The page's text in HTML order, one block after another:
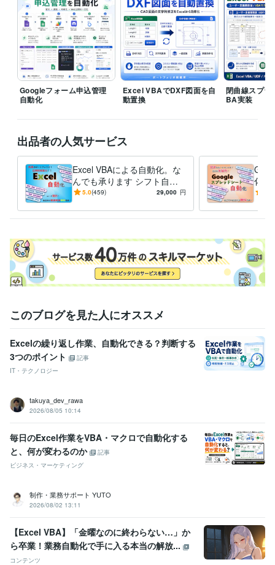
職歴
Softex Celware 2022年6月 ~ 現在
受賞歴
Excel VBA開発を超効率化するプログラミングテクニック
資格・検定
G検定（ジェネラリスト検定） 取得年 : 2020年
VBA:11年JavaScript:3年Python:1年Google Apps Script:5年
HTML:4年
Electron:1年.NET:1年Microsoft SQL Server:1年
GitHub:4年
ビジネス・クリエイティブツール
Wix:3年Excel:13年Google スプレッドシート:4年 Word:13年
Looker Studio:2年
Jw_cad:2年
Rhinoceros:2年
その他ツール
Excel VBA:12年
得意分野
IT相談・システム開発 Excelツール開発 ExcelとPython連携 ハイエ
Excel VBA プログラミング 数学 デザイン
介護
学校 在庫管理
学習指導・資格・キャリア相談 ExcelVBAのコーティング対応 ココ
ナラでの販売アドバイス
Excel VBA ココナラ
学歴
Googleフォーム申込管理
自動化
Excel VBAでDXF図面を自
動置換
閉曲線スプラ
BA実装
出品者の人気サービス
Excel VBAによる自動化。な
んでも承ります シフト自動
化/在庫管理/書類作成/ブラッ
5.0(459) 29,000 円
化・
票作
このブログを見た人にオススメ
Excelの繰り返し作業、自動化できる？判断する
3つのポイント
記事
IT・テクノロジー
takuya_dev_rawa
2026/08/05 10:14
毎日のExcel作業をVBA・マクロで自動化する
と、何が変わるのか
記事
ビジネス・マーケティング
制作・業務サポート YUTO
2026/08/02 13:11
【Excel VBA】「金曜なのに終わらない…」か
ら卒業！業務自動化で手に入る本当の解放...
コンテンツ